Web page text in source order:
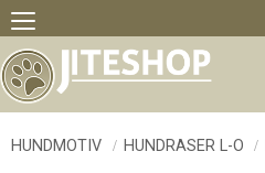
Meny
HUNDMOTIV HUNDRASER L-O